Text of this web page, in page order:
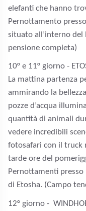
elefanti che hanno
Pernottamento
situato all’interno del
pensione completa)
10° e 11° giorno -
La mattina partenza
ammirando la
pozze d’acqua
quantità di animali
vedere incredibili
fotosafari con il truck
tarde ore del
Pernottamenti presso
di Etosha. (Campo
12° giorno -